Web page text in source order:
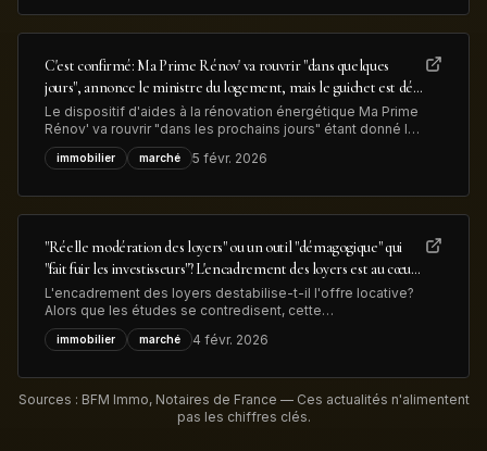
transformation
C'est confirmé: Ma Prime Rénov' va rouvrir "dans quelques
jours", annonce le ministre du logement, mais le guichet est déjà
congestionné
Le dispositif d'aides à la rénovation énergétique Ma Prime
Rénov' va rouvrir "dans les prochains jours" étant donné le
vote du budget de l'Etat, a annoncé le minsitre du
logement. Mais déjà 83.000 dossiers, déposés en 2025,
nouvelles demandes
immobilier marché 5 févr. 2026
"Réelle modération des loyers" ou un outil "démagogique" qui
"fait fuir les investisseurs"? L'encadrement des loyers est au cœur
des débats sur le logement en vue des élections municipales
L'encadrement des loyers destabilise-t-il l'offre locative?
Alors que les études se contredisent, cette
expérimentation est au coeur des débats sur le logement
en zones tendues à l'aube des élections municipales de
immobilier marché 4 févr. 2026
Sources : BFM Immo, Notaires de France — Ces actualités n'alimentent
pas les chiffres clés.